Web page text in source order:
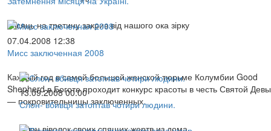
Місяць на третину закрив від нашого ока зірку
07.04.2008 12:38
Мисс заключенная 2008
Каждый год в самой большой женской тюрьме Колумбии Good
Shepherd в Боготе проходит конкурс красоты в честь Святой Девы
— покровительницы заключенных.
13.09.2008 00:00
Слон- вбивця затоптав чотири людини.